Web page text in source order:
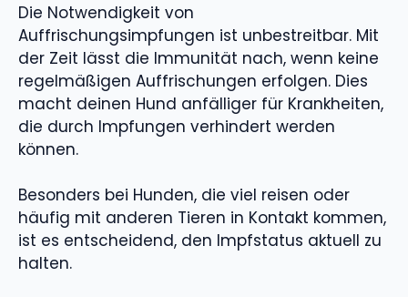
Die Notwendigkeit von
Auffrischungsimpfungen ist unbestreitbar. Mit
der Zeit lässt die Immunität nach, wenn keine
regelmäßigen Auffrischungen erfolgen. Dies
macht deinen Hund anfälliger für Krankheiten,
die durch Impfungen verhindert werden
können.
Besonders bei Hunden, die viel reisen oder
häufig mit anderen Tieren in Kontakt kommen,
ist es entscheidend, den Impfstatus aktuell zu
halten.